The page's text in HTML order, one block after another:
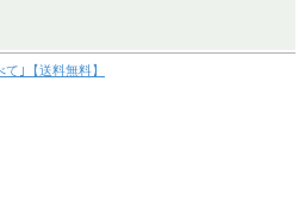
｣【送料無料】